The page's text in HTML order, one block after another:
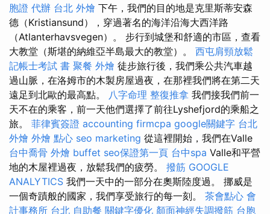
胞證 代辦 台北 外燴 下午，我們的目的地是克里斯蒂安森
德（Kristiansund），穿過著名的海洋沿海大西洋路
（Atlanterhavsvegen）。 步行到城堡和舒適的市區，查看
大教堂（斯堪的納維亞半島最大的教堂）。 西屯肩頸放鬆
記帳士考試 書 聚餐 外燴 徒步旅行後，我們乘公共汽車越
過山脈，在洛姆市的木製房屋過夜，在那裡我們將在第二天
遠足到北歐的最高點。 八字命理 整復推拿 我們接我們前一
天不在的乘客，前一天他們選擇了前往Lyshefjord的乘船之
旅。 菲律賓簽證 accounting firmcpa google關鍵字 台北
外燴 外燴 點心 seo marketing 從這裡開始，我們在Valle
台中喬骨 外燴 buffet seo保證第一頁 台中spa Valle和平營
地的木屋裡過夜，放鬆我們的疲勞。 撥筋 GOOGLE
ANALYTICS 我們一天中的一部分在奧斯陸度過。 挪威是
一個奇蹟般的國家，我們享受旅行的每一刻。 茶會點心 會
計事務所 台北 自助餐 關鍵字優化 顏面神經失調撥筋 台胞